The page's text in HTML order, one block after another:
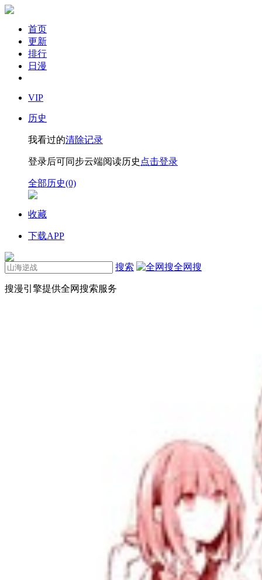
首页
更新
排行
日漫
VIP
历史
我看过的清除记录
登录后可同步云端阅读历史 点击登录
全部历史(0)
收藏
下载APP
搜索 全网搜
搜漫引擎提供全网搜索服务